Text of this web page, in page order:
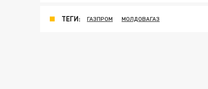
ТЕГИ: ГАЗПРОМ МОЛДОВАГАЗ